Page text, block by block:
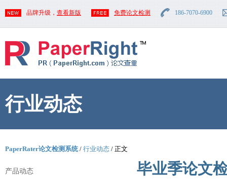
品牌升级， 查看新版 免费论文检测 186-7070-6900
行业动态
PaperRater论文检测系统/ 行业动态 / 正文
产品动态 毕业季论文